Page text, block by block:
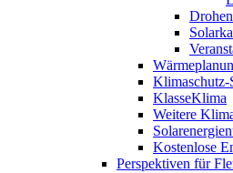
Klimaschutz-
KlasseKlima
Weitere
Kostenlose
Perspektiven für